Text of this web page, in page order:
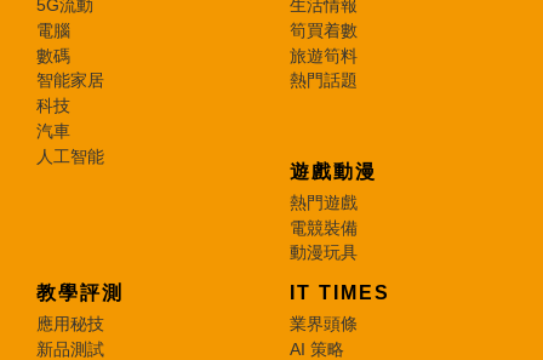
5G流動
電腦
數碼
智能家居
科技
汽車
人工智能
生活情報
筍買着數
旅遊筍料
熱門話題
遊戲動漫
熱門遊戲
電競裝備
動漫玩具
教學評測
應用秘技
新品測試
IT TIMES
業界頭條
AI 策略